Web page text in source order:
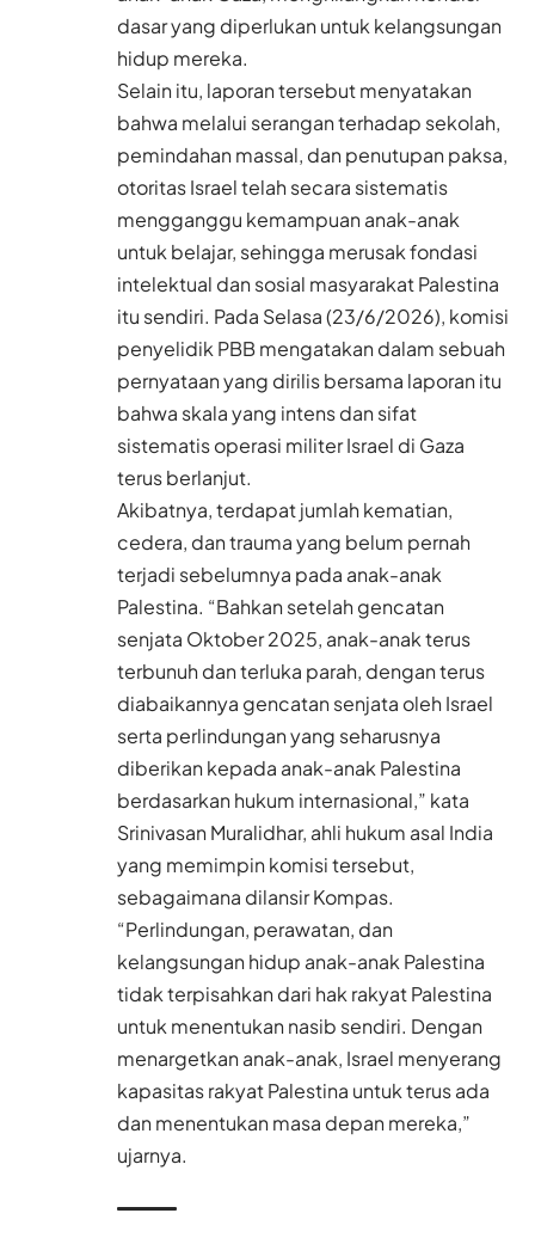
dasar yang diperlukan untuk kelangsungan
hidup mereka.
Selain itu, laporan tersebut menyatakan
bahwa melalui serangan terhadap sekolah,
pemindahan massal, dan penutupan paksa,
otoritas Israel telah secara sistematis
mengganggu kemampuan anak-anak
untuk belajar, sehingga merusak fondasi
intelektual dan sosial masyarakat Palestina
itu sendiri. Pada Selasa (23/6/2026), komisi
penyelidik PBB mengatakan dalam sebuah
pernyataan yang dirilis bersama laporan itu
bahwa skala yang intens dan sifat
sistematis operasi militer Israel di Gaza
terus berlanjut.
Akibatnya, terdapat jumlah kematian,
cedera, dan trauma yang belum pernah
terjadi sebelumnya pada anak-anak
Palestina. “Bahkan setelah gencatan
senjata Oktober 2025, anak-anak terus
terbunuh dan terluka parah, dengan terus
diabaikannya gencatan senjata oleh Israel
serta perlindungan yang seharusnya
diberikan kepada anak-anak Palestina
berdasarkan hukum internasional,” kata
Srinivasan Muralidhar, ahli hukum asal India
yang memimpin komisi tersebut,
sebagaimana dilansir Kompas.
“Perlindungan, perawatan, dan
kelangsungan hidup anak-anak Palestina
tidak terpisahkan dari hak rakyat Palestina
untuk menentukan nasib sendiri. Dengan
menargetkan anak-anak, Israel menyerang
kapasitas rakyat Palestina untuk terus ada
dan menentukan masa depan mereka,”
ujarnya.